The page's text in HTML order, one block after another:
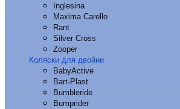
Inglesina
Maxima Carello
Rant
Silver Cross
Zooper
Коляски для двойни
BabyActive
Bart-Plast
Bumbleride
Bumprider